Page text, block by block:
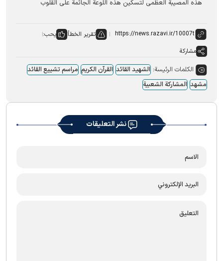
هذه المصيبة العظمى لتسكين هذه اللوعة الجاثمة على القلوب
تقرير الخطأ
يحب:
مشاركة
الكلمات الرئيسة: الشهید القائد القرآن الکریم مراسم تشییع القائد
مشهد المشارکة الشعبیة
نشر التعليقات